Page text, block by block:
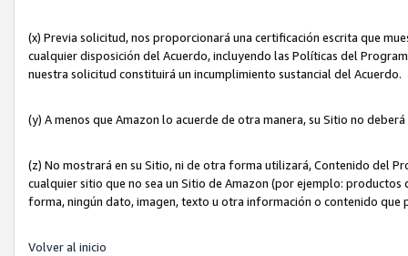
(x) Previa solicitud, nos proporcionará una certificación escrita que
cualquier disposición del Acuerdo, incluyendo las Políticas del
nuestra solicitud constituirá un incumplimiento sustancial del Acuerdo.
(y) A menos que Amazon lo acuerde de otra manera, su Sitio no
(z) No mostrará en su Sitio, ni de otra forma utilizará, Contenido del
cualquier sitio que no sea un Sitio de Amazon (por ejemplo:
forma, ningún dato, imagen, texto u otra información o contenido
Volver al inicio